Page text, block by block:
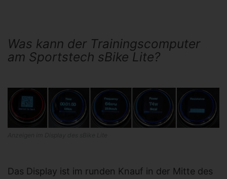
Was kann der Trainingscomputer
am Sportstech sBike Lite?
Das Display ist im runden Knauf in der Mitte des